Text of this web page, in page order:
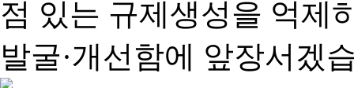
점 있는 규제생성을 억제
발굴·개선함에 앞장서겠